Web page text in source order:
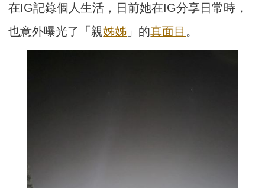
在IG記錄個人生活，日前她在IG分享日常時，
也意外曝光了「親姊姊 」的真面目 。